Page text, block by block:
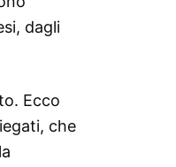
dagli
Ecco
che